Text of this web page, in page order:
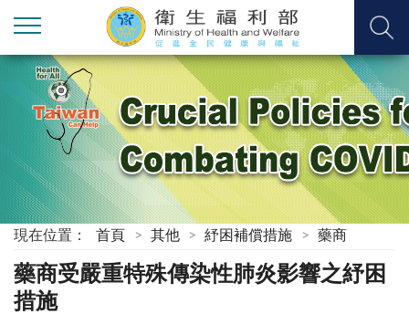
現在位置： 首頁 其他 紓困補償措施 藥商
藥商受嚴重特殊傳染性肺炎影響之紓困
措施